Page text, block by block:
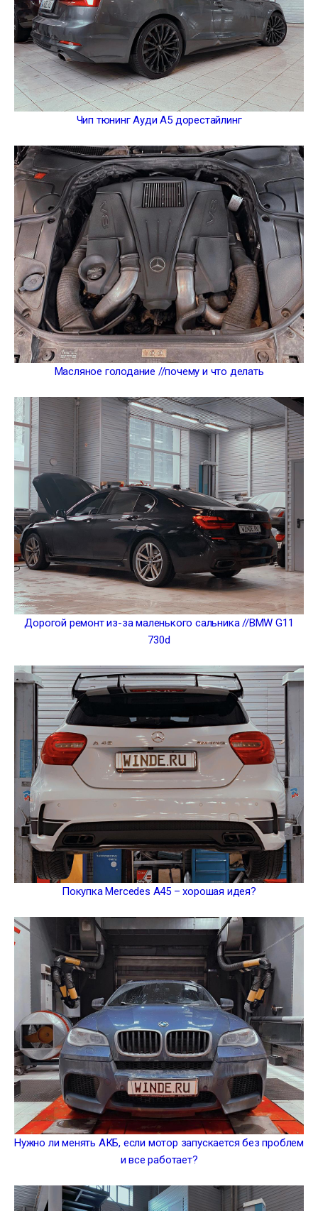
Чип тюнинг Ауди А5 дорестайлинг
Масляное голодание //почему и что делать
Дорогой ремонт из-за маленького сальника //BMW G11
730d
Покупка Mercedes A45 – хорошая идея?
Нужно ли менять АКБ, если мотор запускается без проблем
и все работает?